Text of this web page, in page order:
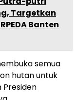
Targetkan
Banten
semua
hutan untuk